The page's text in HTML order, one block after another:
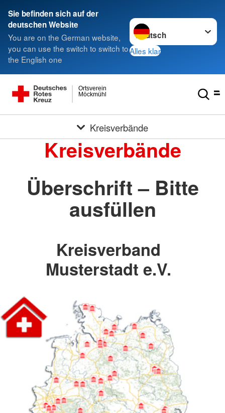
Sie befinden sich auf der
deutschen Website
You are on the German website,
you can use the switch to switch to
the English one
Sprache wechseln zu
Alles klar
Möckmühl
Ortsverein
Kreisverbände
Kreisverbände
Überschrift – Bitte
ausfüllen
Kreisverband
Musterstadt e.V.